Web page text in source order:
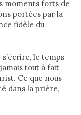
moments forts de
portées par la
fidèle du
le temps
tout à fait
Ce que nous
dans la prière,